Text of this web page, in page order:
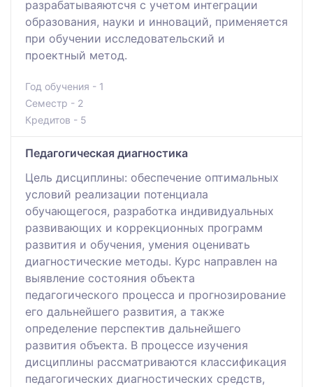
разрабатываяютсчя с учетом интеграции
образования, науки и инноваций, применяется
при обучении исследовательский и
проектный метод.
Год обучения - 1
Семестр - 2
Кредитов - 5
Педагогическая диагностика
Цель дисциплины: обеспечение оптимальных
условий реализации потенциала
обучающегося, разработка индивидуальных
развивающих и коррекционных программ
развития и обучения, умения оценивать
диагностические методы. Курс направлен на
выявление состояния объекта
педагогического процесса и прогнозирование
его дальнейшего развития, а также
определение перспектив дальнейшего
развития объекта. В процессе изучения
дисциплины рассматриваются классификация
педагогических диагностических средств,